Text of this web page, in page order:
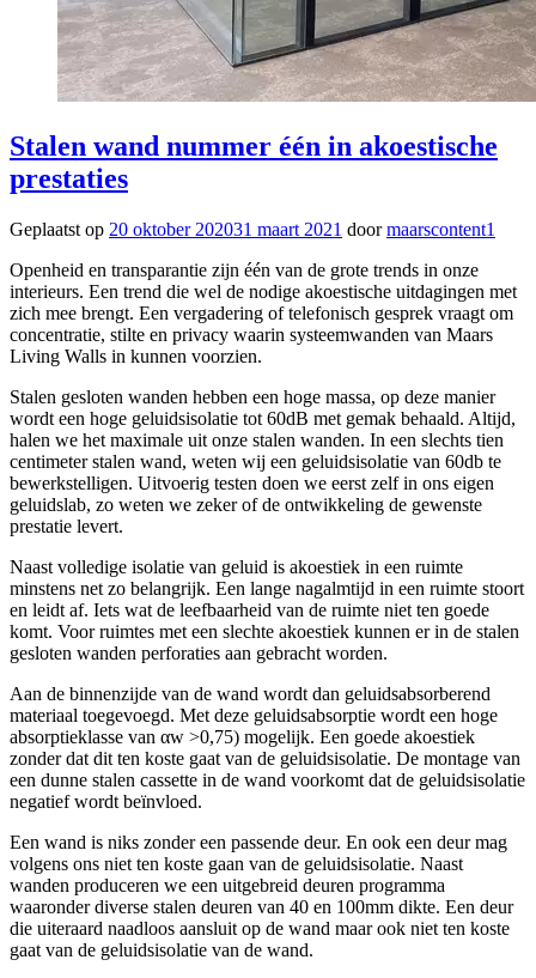
Stalen wand nummer één in akoestische
prestaties
Geplaatst op 20 oktober 202031 maart 2021 doormaarscontent1
Openheid en transparantie zijn één van de grote trends in onze
interieurs. Een trend die wel de nodige akoestische uitdagingen met
zich mee brengt. Een vergadering of telefonisch gesprek vraagt om
concentratie, stilte en privacy waarin systeemwanden van Maars
Living Walls in kunnen voorzien.
Stalen gesloten wanden hebben een hoge massa, op deze manier
wordt een hoge geluidsisolatie tot 60dB met gemak behaald. Altijd,
halen we het maximale uit onze stalen wanden. In een slechts tien
centimeter stalen wand, weten wij een geluidsisolatie van 60db te
bewerkstelligen. Uitvoerig testen doen we eerst zelf in ons eigen
geluidslab, zo weten we zeker of de ontwikkeling de gewenste
prestatie levert.
Naast volledige isolatie van geluid is akoestiek in een ruimte
minstens net zo belangrijk. Een lange nagalmtijd in een ruimte stoort
en leidt af. Iets wat de leefbaarheid van de ruimte niet ten goede
komt. Voor ruimtes met een slechte akoestiek kunnen er in de stalen
gesloten wanden perforaties aan gebracht worden.
Aan de binnenzijde van de wand wordt dan geluidsabsorberend
materiaal toegevoegd. Met deze geluidsabsorptie wordt een hoge
absorptieklasse van αw >0,75) mogelijk. Een goede akoestiek
zonder dat dit ten koste gaat van de geluidsisolatie. De montage van
een dunne stalen cassette in de wand voorkomt dat de geluidsisolatie
negatief wordt beïnvloed.
Een wand is niks zonder een passende deur. En ook een deur mag
volgens ons niet ten koste gaan van de geluidsisolatie. Naast
wanden produceren we een uitgebreid deuren programma
waaronder diverse stalen deuren van 40 en 100mm dikte. Een deur
die uiteraard naadloos aansluit op de wand maar ook niet ten koste
gaat van de geluidsisolatie van de wand.